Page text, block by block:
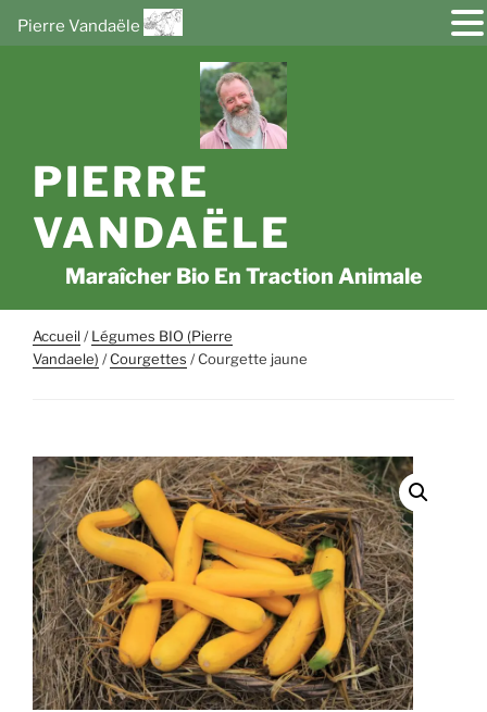
PIERRE
VANDAËLE
Maraîcher Bio En Traction Animale
Accueil/Légumes BIO (Pierre
Vandaele) /Courgettes / Courgette jaune
Pierre Vandaële